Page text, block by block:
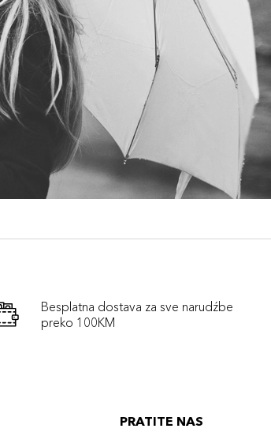
Besplatna dostava za sve narudźbe
preko 100KM
PRATITE NAS